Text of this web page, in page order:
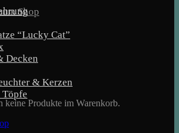
Shop
keine Produkte im Warenkorb.
“Lucky Cat”
Decken
& Kerzen
Töpfe